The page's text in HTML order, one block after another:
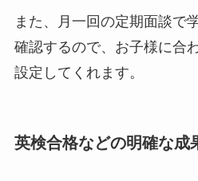
また、月一回の定期面談で
確認するので、お子様に合
設定してくれます。
英検合格などの明確な成